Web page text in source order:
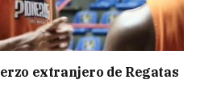
extranjero de Regatas